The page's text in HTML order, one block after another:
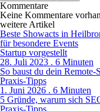
Kommentare
Keine Kommentare
weitere Artikel
Beste Showacts in
für besondere Events
Startup vorgestellt
28. Juli 2023 . 6 Minuten
So baust du dein Remote-
Praxis-Tipps
1. Juni 2026 . 6 Minuten
5 Gründe, warum sich
Praxis-Tipps